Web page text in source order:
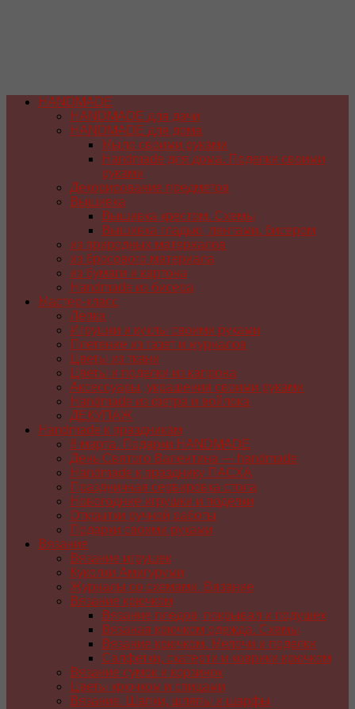
HANDMADE
HANDMADE для дачи
HANDMADE для дома
Мыло своими руками
Handmade для дома. Поделки своими
руками
Декорирование предметов
Вышивка
Вышивка крестом. Схемы
Вышивка гладью, лентами, бисером
из природных материалов
из бросового материала
из бумаги и картона
Handmade из бисера
Мастер-класс
Лепка
Игрушки и куклы своими руками
Плетение из газет и журналов
Цветы из ткани
Цветы и поделки из капрона
Аксессуары, украшения своими руками
Handmade из фетра и войлока
ДЕКУПАЖ
Handmade к праздникам
8 марта. Подарки HANDMADE
День Святого Валентина — handmade
Handmade к празднику ПАСХA
Праздничная сервировка стола
Новогодние игрушки и поделки
Открытки ручной работы
Подарки своими руками
Вязание
Вязание игрушек
Куколки Амигуруми
Журналы со схемами. Вязание
Вязание крючком
Вязание пледов, покрывал и подушек
Вязаная крючком одежда. Схемы
Вязание крючком. Мелочи и поделки
Салфетки, скатерти и коврики крючком
Вязание сумок и корзинок
Цветы крючком и спицами
Вязание. Шапки, шляпы и шарфы